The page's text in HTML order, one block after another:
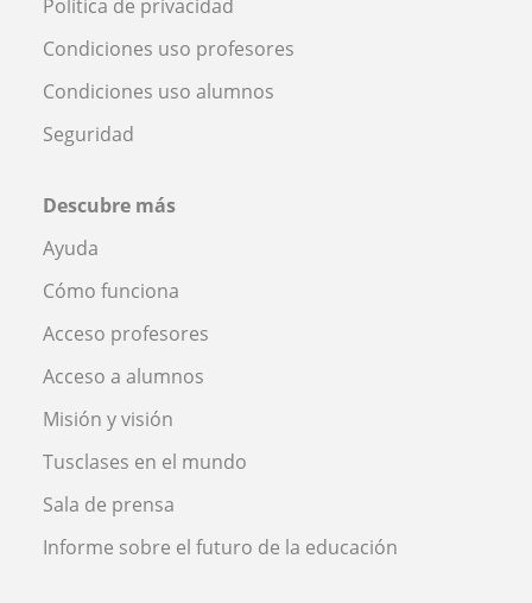
Política de privacidad
Condiciones uso profesores
Condiciones uso alumnos
Seguridad
Descubre más
Ayuda
Cómo funciona
Acceso profesores
Acceso a alumnos
Misión y visión
Tusclases en el mundo
Sala de prensa
Informe sobre el futuro de la educación